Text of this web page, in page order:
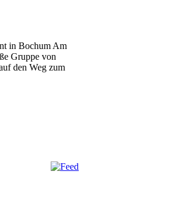
in Bochum Am
Gruppe von
den Weg zum